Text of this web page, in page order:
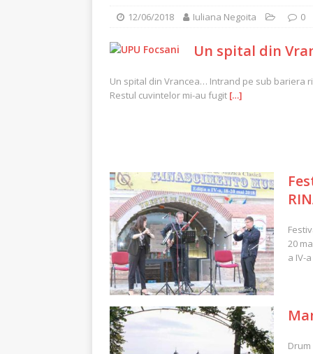
12/06/2018 Iuliana Negoita 0
Un spital din
Un spital din Vrancea… Intrand pe sub bariera
Restul cuvintelor mi-au fugit […]
20
a IV-